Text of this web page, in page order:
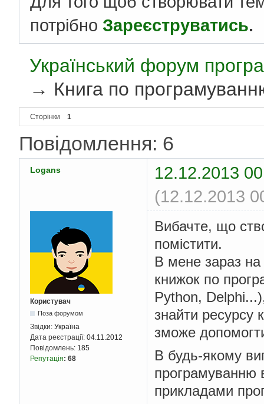
потрібно Зареєструватись.
Український форум
→ Книга по
Сторінки 1
Повідомлення: 6
Logans
12.12.2013
(12.12.2013
Користувач
Поза форумом
Звідки: Україна
Дата реєстрації: 04.11.2012
Повідомлень: 185
Репутація: 68
Вибачте, що
помістити.
В мене зараз на
книжок по
Python,
знайти
зможе
В будь-якому
програмуванню
прикладами